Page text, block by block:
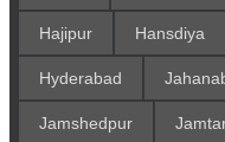
Hajipur Hansdiya
Hyderabad
Jamshedpur